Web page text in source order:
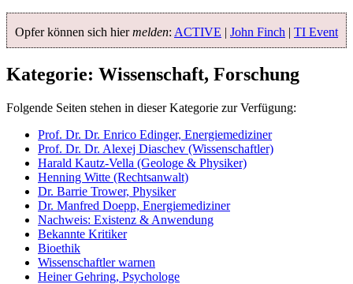
Opfer können sich hiermelden: ACTIVE | John Finch | TI Event
Kategorie: Wissenschaft, Forschung
Folgende Seiten stehen in dieser Kategorie zur Verfügung:
Prof. Dr. Dr. Enrico Edinger, Energiemediziner
Prof. Dr. Dr. Alexej Diaschev (Wissenschaftler)
Harald Kautz-Vella (Geologe & Physiker)
Henning Witte (Rechtsanwalt)
Dr. Barrie Trower, Physiker
Dr. Manfred Doepp, Energiemediziner
Nachweis: Existenz & Anwendung
Bekannte Kritiker
Bioethik
Wissenschaftler warnen
Heiner Gehring, Psychologe